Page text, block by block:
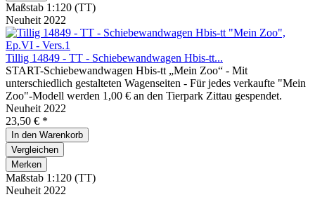
Maßstab 1:120 (TT)
Neuheit 2022
Tillig 14849 - TT - Schiebewandwagen Hbis-tt...
START-Schiebewandwagen Hbis-tt „Mein Zoo“ - Mit
unterschiedlich gestalteten Wagenseiten - Für jedes verkaufte "Mein
Zoo"-Modell werden 1,00 € an den Tierpark Zittau gespendet.
Neuheit 2022
23,50 € *
In den Warenkorb
Vergleichen
Merken
Maßstab 1:120 (TT)
Neuheit 2022